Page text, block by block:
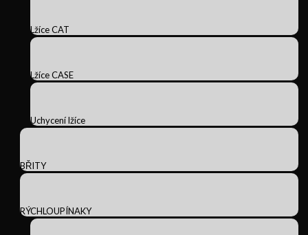
Lžíce CAT
Lžíce CASE
Uchycení lžíce
BŘITY
RÝCHLOUPÍNAKY